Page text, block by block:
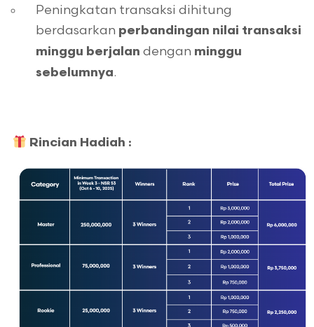
Peningkatan transaksi dihitung
berdasarkan perbandingan nilai transaksi
minggu berjalan dengan minggu
sebelumnya.
Rincian Hadiah :